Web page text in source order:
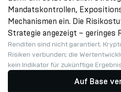
Mandatskontrollen,
Mechanismen ein. Die
Strategie angezeigt – geringes
Renditen sind nicht garantiert.
Risiken verbunden; die
kein Indikator für zukünftige
Auf Base